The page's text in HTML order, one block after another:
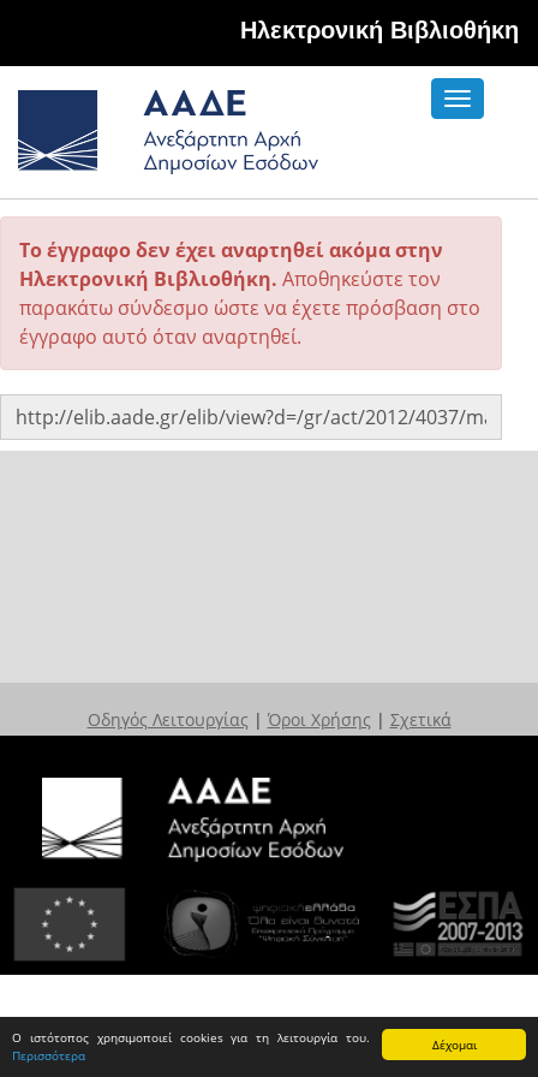
Δέχομαι
Ο ιστότοπος χρησιμοποιεί cookies για τη λειτουργία του.
Περισσότερα
Hλεκτρονική Βιβλιοθήκη
Toggle
Το έγγραφο δεν έχει αναρτηθεί ακόμα στην
Ηλεκτρονική Βιβλιοθήκη. Αποθηκεύστε τον
παρακάτω σύνδεσμο ώστε να έχετε πρόσβαση στο
έγγραφο αυτό όταν αναρτηθεί.
Οδηγός Λειτουργίας | Όροι Χρήσης | Σχετικά